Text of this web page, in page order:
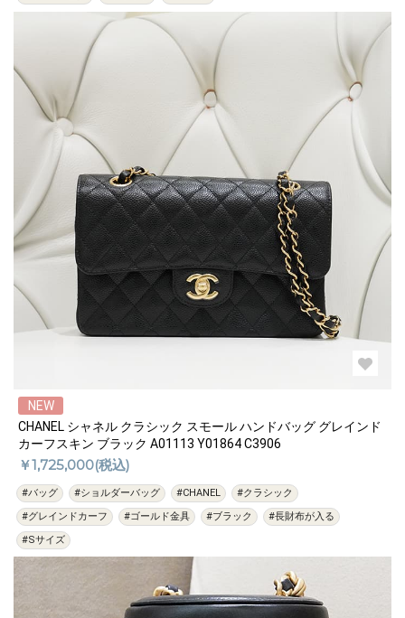
過去の特集をすべて見る>>
NEW
CHANEL シャネル クラシック スモール ハンドバッグ グレインド
カーフスキン ブラック A01113 Y01864 C3906
￥1,725,000(税込)
#バッグ #ショルダーバッグ #CHANEL
#クラシック
#グレインドカーフ
#ゴールド金具 #ブラック
#長財布が入る
#Sサイズ